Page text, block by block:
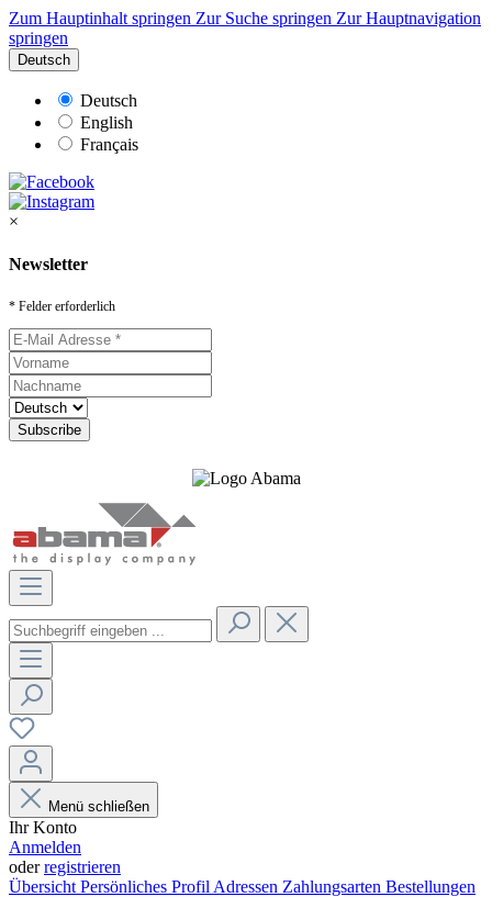
Zum Hauptinhalt springen Zur Suche springen Zur Hauptnavigation
springen
Deutsch
Deutsch
English
Français
×
Newsletter
* Felder erforderlich
Menü schließen
Ihr Konto
Anmelden
oderregistrieren
Übersicht Persönliches Profil Adressen Zahlungsarten Bestellungen